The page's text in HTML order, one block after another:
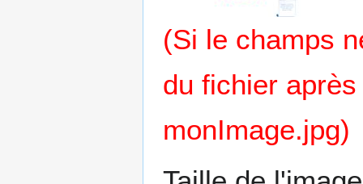
(Si le champs
du fichier
monImage.jpg)